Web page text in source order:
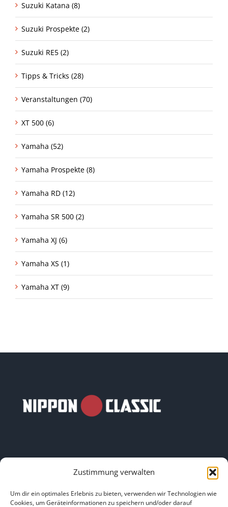
Zustimmung verwalten
Um dir ein optimales Erlebnis zu bieten, verwenden wir Technologien wie
Cookies, um Geräteinformationen zu speichern und/oder darauf
Suzuki Katana (8)
Suzuki Prospekte (2)
Suzuki RE5 (2)
Tipps & Tricks (28)
Veranstaltungen (70)
XT 500 (6)
Yamaha (52)
Yamaha Prospekte (8)
Yamaha RD (12)
Yamaha SR 500 (2)
Yamaha XJ (6)
Yamaha XS (1)
Yamaha XT (9)